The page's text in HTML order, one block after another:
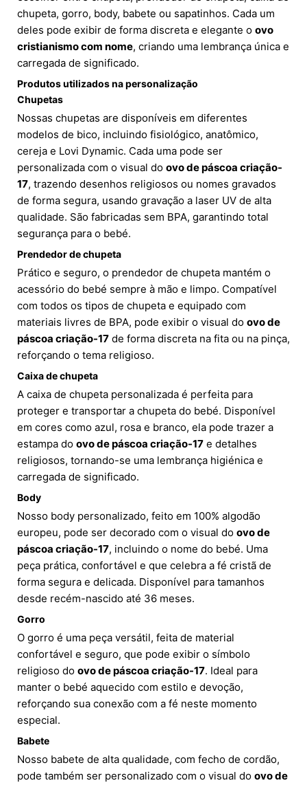
chupeta, gorro, body, babete ou sapatinhos. Cada um
deles pode exibir de forma discreta e elegante o ovo
cristianismo com nome, criando uma lembrança única e
carregada de significado.
Produtos utilizados na personalização
Chupetas
Nossas chupetas are disponíveis em diferentes
modelos de bico, incluindo fisiológico, anatômico,
cereja e Lovi Dynamic. Cada uma pode ser
personalizada com o visual do ovo de páscoa criação-
17, trazendo desenhos religiosos ou nomes gravados
de forma segura, usando gravação a laser UV de alta
qualidade. São fabricadas sem BPA, garantindo total
segurança para o bebé.
Prendedor de chupeta
Prático e seguro, o prendedor de chupeta mantém o
acessório do bebé sempre à mão e limpo. Compatível
com todos os tipos de chupeta e equipado com
materiais livres de BPA, pode exibir o visual do ovo de
páscoa criação-17 de forma discreta na fita ou na pinça,
reforçando o tema religioso.
Caixa de chupeta
A caixa de chupeta personalizada é perfeita para
proteger e transportar a chupeta do bebé. Disponível
em cores como azul, rosa e branco, ela pode trazer a
estampa do ovo de páscoa criação-17 e detalhes
religiosos, tornando-se uma lembrança higiénica e
carregada de significado.
Body
Nosso body personalizado, feito em 100% algodão
europeu, pode ser decorado com o visual do ovo de
páscoa criação-17, incluindo o nome do bebé. Uma
peça prática, confortável e que celebra a fé cristã de
forma segura e delicada. Disponível para tamanhos
desde recém-nascido até 36 meses.
Gorro
O gorro é uma peça versátil, feita de material
confortável e seguro, que pode exibir o símbolo
religioso do ovo de páscoa criação-17. Ideal para
manter o bebé aquecido com estilo e devoção,
reforçando sua conexão com a fé neste momento
especial.
Babete
Nosso babete de alta qualidade, com fecho de cordão,
pode também ser personalizado com o visual do ovo de